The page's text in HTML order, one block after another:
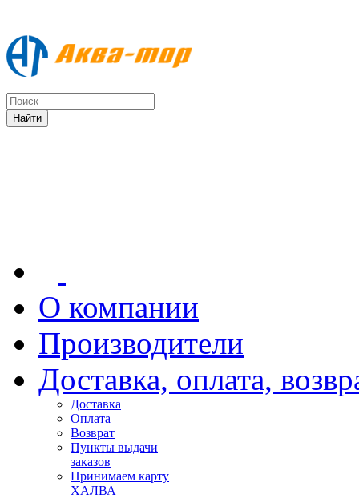
О компании
Производители
Доставка, оплата,
Доставка
Оплата
Возврат
Пункты выдачи
заказов
Принимаем карту
ХАЛВА